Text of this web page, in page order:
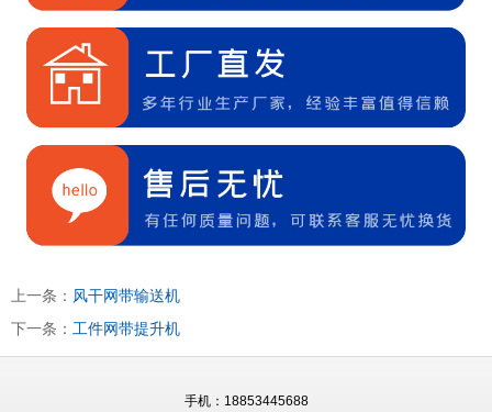
上一条： 风干网带输送机
下一条： 工件网带提升机
手机：18853445688